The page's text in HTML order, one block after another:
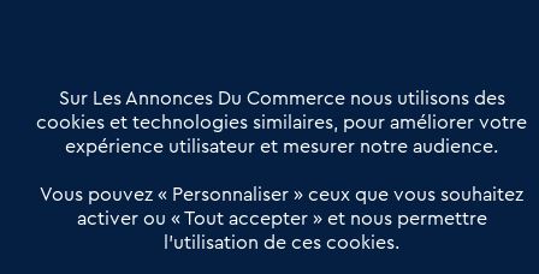
Offres Pro
Actualités
Qui sommes nous ?
Derniers articles
Réseau 3C : un partenaire national dédié aux transactions
Sur Les Annonces Du Commerce nous utilisons des
cookies et technologies similaires, pour améliorer votre
expérience utilisateur et mesurer notre audience.
Vous pouvez « Personnaliser » ceux que vous souhaitez
activer ou « Tout accepter » et nous permettre
l’utilisation de ces cookies.